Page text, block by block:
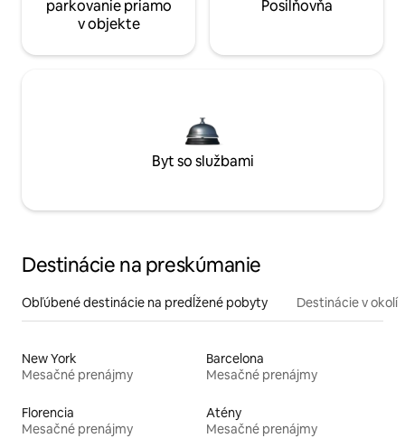
parkovanie priamo
v objekte
Posilňovňa
Byt so službami
Destinácie na preskúmanie
Obľúbené destinácie na predĺžené pobyty Destinácie v okolí
New York
Mesačné prenájmy
Barcelona
Mesačné prenájmy
Florencia
Mesačné prenájmy
Atény
Mesačné prenájmy